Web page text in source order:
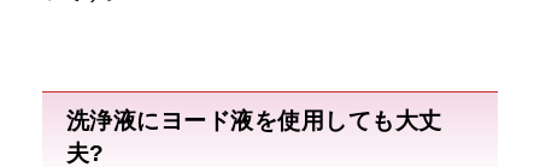
洗浄液にヨード液を使用しても大丈
夫?